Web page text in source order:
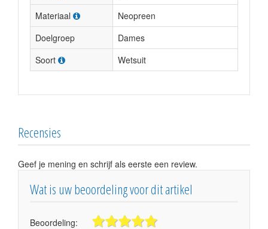
Materiaal
Neopreen
Doelgroep
Dames
Soort
Wetsuit
Recensies
Geef je mening en schrijf als eerste een review.
Wat is uw beoordeling voor dit artikel
Beoordeling: